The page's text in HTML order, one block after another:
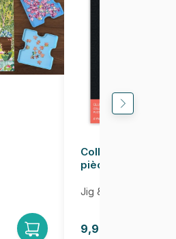
Colle pour Puzzle
pièces
Jig & Puz
9,95€